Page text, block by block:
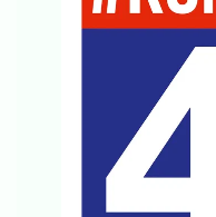
Награды нашли
Ленобласть
03 августа 2026
Поддержка
03 августа 2026
Ладожский мост